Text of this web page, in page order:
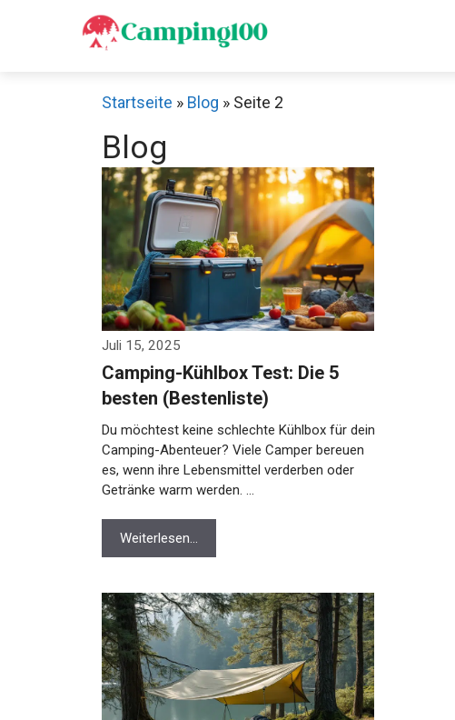
Startseite » Blog » Seite 2
Blog
Juli 15, 2025
Camping-Kühlbox Test: Die 5
besten (Bestenliste)
Du möchtest keine schlechte Kühlbox für dein
Camping-Abenteuer? Viele Camper bereuen
es, wenn ihre Lebensmittel verderben oder
Getränke warm werden. …
Weiterlesen…